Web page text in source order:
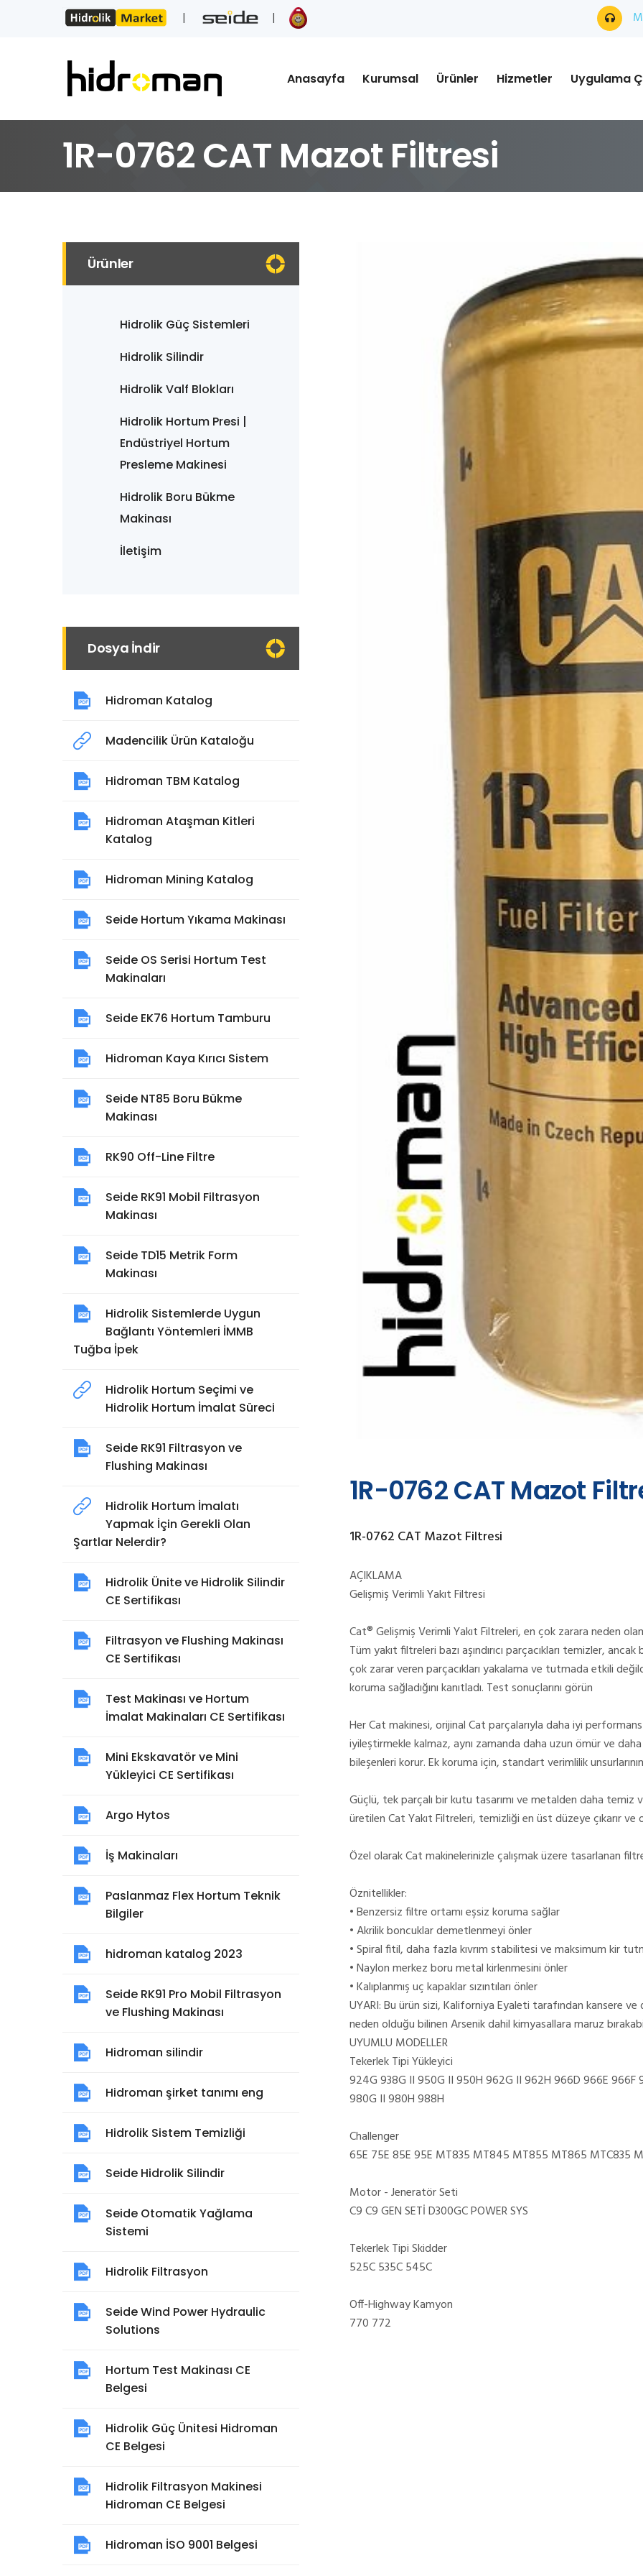
Anasayfa Kurumsal Ürünler Hizmetler Uygulama
1R-0762 CAT Mazot Filtresi
1R-0762 CAT Mazot
1R-0762 CAT Mazot Filtresi
AÇIKLAMA
Gelişmiş Verimli Yakıt Filtresi
Cat® Gelişmiş Verimli Yakıt Filtreleri, en çok zarara neden
Tüm yakıt filtreleri bazı aşındırıcı parçacıkları temizler,
çok zarar veren parçacıkları yakalama ve tutmada etkili
koruma sağladığını kanıtladı. Test sonuçlarını görün
Her Cat makinesi, orijinal Cat parçalarıyla daha iyi
iyileştirmekle kalmaz, aynı zamanda daha uzun ömür ve
bileşenleri korur. Ek koruma için, standart verimlilik
Güçlü, tek parçalı bir kutu tasarımı ve metalden daha
üretilen Cat Yakıt Filtreleri, temizliği en üst düzeye çıkarır ve
Özel olarak Cat makinelerinizle çalışmak üzere tasarlanan
Öznitellikler:
• Benzersiz filtre ortamı eşsiz koruma sağlar
• Akrilik boncuklar demetlenmeyi önler
• Spiral fitil, daha fazla kıvrım stabilitesi ve maksimum kir
• Naylon merkez boru metal kirlenmesini önler
• Kalıplanmış uç kapaklar sızıntıları önler
UYARI: Bu ürün sizi, Kaliforniya Eyaleti tarafından kansere
neden olduğu bilinen Arsenik dahil kimyasallara maruz
UYUMLU MODELLER
Tekerlek Tipi Yükleyici
924G 938G II 950G II 950H 962G II 962H 966D 966E
980G II 980H 988H
Challenger
65E 75E 85E 95E MT835 MT845 MT855 MT865 MTC835
Motor - Jeneratör Seti
C9 C9 GEN SETİ D300GC POWER SYS
Tekerlek Tipi Skidder
525C 535C 545C
Off-Highway Kamyon
770 772
Ürünler
Hidrolik Güç Sistemleri
Hidrolik Silindir
Hidrolik Valf Blokları
Hidrolik Hortum Presi |
Endüstriyel Hortum
Presleme Makinesi
Hidrolik Boru Bükme
Makinası
İletişim
Dosya İndir
Hidroman Katalog
Madencilik Ürün Kataloğu
Hidroman TBM Katalog
Hidroman Ataşman Kitleri
Katalog
Hidroman Mining Katalog
Seide Hortum Yıkama Makinası
Seide OS Serisi Hortum Test
Makinaları
Seide EK76 Hortum Tamburu
Hidroman Kaya Kırıcı Sistem
Seide NT85 Boru Bükme
Makinası
RK90 Off-Line Filtre
Seide RK91 Mobil Filtrasyon
Makinası
Seide TD15 Metrik Form
Makinası
Hidrolik Sistemlerde Uygun
Bağlantı Yöntemleri İMMB
Tuğba İpek
Hidrolik Hortum Seçimi ve
Hidrolik Hortum İmalat Süreci
Seide RK91 Filtrasyon ve
Flushing Makinası
Hidrolik Hortum İmalatı
Yapmak İçin Gerekli Olan
Şartlar Nelerdir?
Hidrolik Ünite ve Hidrolik Silindir
CE Sertifikası
Filtrasyon ve Flushing Makinası
CE Sertifikası
Test Makinası ve Hortum
İmalat Makinaları CE Sertifikası
Mini Ekskavatör ve Mini
Yükleyici CE Sertifikası
Argo Hytos
İş Makinaları
Paslanmaz Flex Hortum Teknik
Bilgiler
hidroman katalog 2023
Seide RK91 Pro Mobil Filtrasyon
ve Flushing Makinası
Hidroman silindir
Hidroman şirket tanımı eng
Hidrolik Sistem Temizliği
Seide Hidrolik Silindir
Seide Otomatik Yağlama
Sistemi
Hidrolik Filtrasyon
Seide Wind Power Hydraulic
Solutions
Hortum Test Makinası CE
Belgesi
Hidrolik Güç Ünitesi Hidroman
CE Belgesi
Hidrolik Filtrasyon Makinesi
Hidroman CE Belgesi
Hidroman İSO 9001 Belgesi